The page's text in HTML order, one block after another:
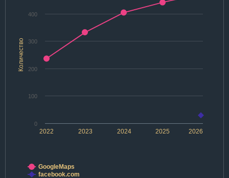
Количество
2022 2024 2026
2023 2025
0
100
200
300
400
GoogleMaps
facebook.com